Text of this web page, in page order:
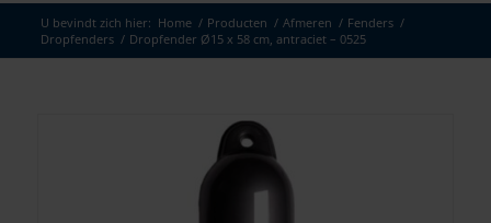
U bevindt zich hier: Home / Producten / Afmeren / Fenders /
Dropfenders / Dropfender Ø15 x 58 cm, antraciet – 0525